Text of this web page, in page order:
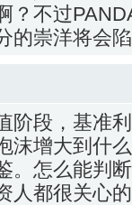
？不过
的崇洋将会
阶段，基准
沫增大到什
。怎么能判
人都很关心